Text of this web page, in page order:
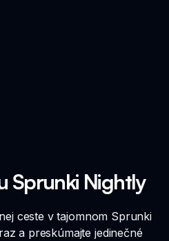
Sprunki Nightly
ceste v tajomnom Sprunki
a preskúmajte jedinečné